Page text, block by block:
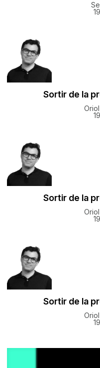
Sortir de la
Sortir de la
Sortir de la